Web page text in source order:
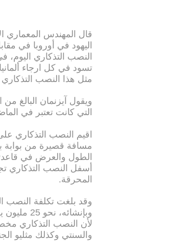
قال المهندس المعماري
اليهود في أوروبا في
النصب التذكاري اليوم،
تسود في كل ارجاء
مثل هذا النصب
التي كانت تعتبر في
الطول والعرض في
أسفل النصب التذكاري
المحرقة.
لأن النصب التذكاري
والسنتي وكذلك مثليو